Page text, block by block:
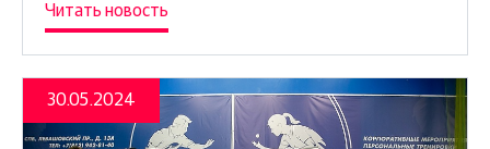
Читать новость
30.05.2024